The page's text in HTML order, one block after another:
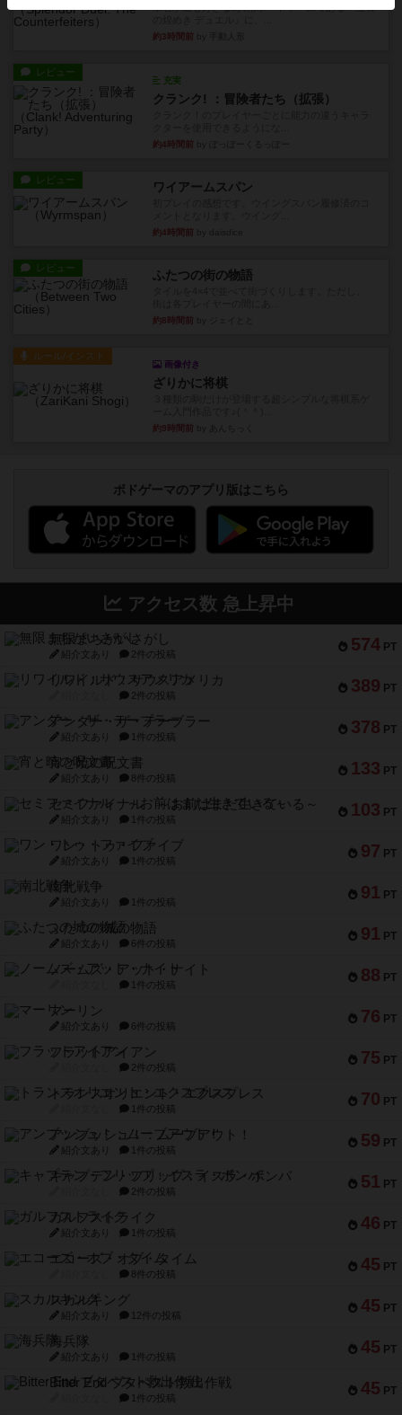
約3時間前
レビュー
充実
クランク! ：冒険者たち（拡張）
約4時間前
レビュー ワイアームスパン
約4時間前
レビュー ふたつの街の物語
約8時間前
ルール/インスト
画像付き
ざりかに将棋
約9時間前
ボドゲーマのアプリ版はこちら
アクセス数 急上昇中
574 PT
無限まちがいさがし
紹介文あり 2件の投稿
389 PT
リワイルド：サウスアメリカ
2件の投稿
378 PT
アンダー・ザ・テーブラー
紹介文あり 1件の投稿
133 PT
宵と暁の呪文書
紹介文あり 8件の投稿
103 PT
セミファイナル ～お前はまだ生きている～
紹介文あり 1件の投稿
97 PT
ワン・トゥ・ファイブ
紹介文あり 1件の投稿
91 PT
南北戦争
紹介文あり 1件の投稿
91 PT
ふたつの城の物語
紹介文あり 6件の投稿
88 PT
ノームズ・アット・ナイト
1件の投稿
76 PT
マーリン
紹介文あり 6件の投稿
75 PT
フラットアイアン
2件の投稿
70 PT
トランスオリエント・エクスプレス
1件の投稿
59 PT
アンブッシュ！：ムーブアウト！
紹介文あり 1件の投稿
51 PT
キャプテン・フリップ：イスラ・ボンバ
2件の投稿
46 PT
ガルフストライク
紹介文あり 1件の投稿
45 PT
エコーズ・オブ・タイム
8件の投稿
45 PT
スカルキング
紹介文あり 12件の投稿
45 PT
海兵隊
紹介文あり 1件の投稿
45 PT
Bitter End ブタペスト救出作戦
1件の投稿